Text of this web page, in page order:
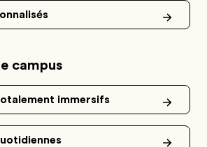
campus
immersifs